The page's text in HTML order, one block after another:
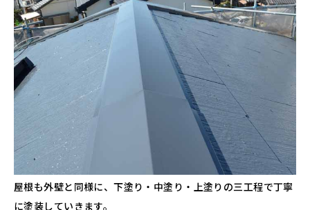
屋根も外壁と同様に、下塗り・中塗り・上塗りの三工程で丁寧
に塗装していきます。